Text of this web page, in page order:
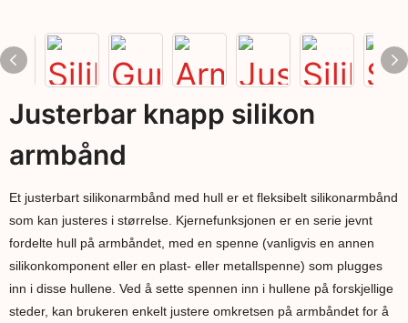
Justerbar knapp silikon
armbånd
Et justerbart silikonarmbånd med hull er et fleksibelt silikonarmbånd
som kan justeres i størrelse. Kjernefunksjonen er en serie jevnt
fordelte hull på armbåndet, med en spenne (vanligvis en annen
silikonkomponent eller en plast- eller metallspenne) som plugges
inn i disse hullene. Ved å sette spennen inn i hullene på forskjellige
steder, kan brukeren enkelt justere omkretsen på armbåndet for å